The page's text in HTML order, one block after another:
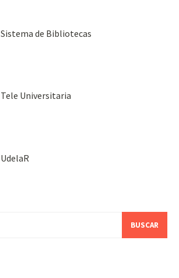
Sistema de Bibliotecas
Tele Universitaria
UdelaR